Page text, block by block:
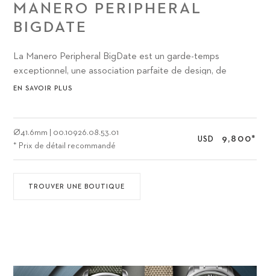
MANERO PERIPHERAL
BIGDATE
La Manero Peripheral BigDate est un garde-temps
exceptionnel, une association parfaite de design, de
matériaux et de technologie qui enrichit notre univers de
suisse moderne et Made of Lucerne».
EN SAVOIR PLUS
Ø41.6mm
00.10926.08.53.01
* Prix de détail recommandé
USD 9,800*
TROUVER UNE BOUTIQUE